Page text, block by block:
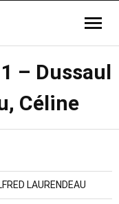
– Dussaul
Céline
LAURENDEAU